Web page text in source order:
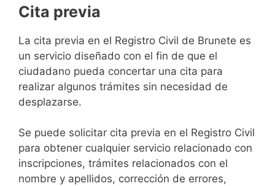
Cita previa
​​​​​​​​​​​​​​​​​​​​​​​​​​​​La cita previa en el Registro Civil de Brunete es
un servicio diseñado con el fin de que el
ciudadano pueda concertar una cita para
realizar algunos trámites sin necesidad de
desplazarse.​
Se puede solicitar cita previa en el Registro Civil
para obtener cualquier servicio relacionado con
inscripciones, trámites relacionados con el
nombre y apellidos, corrección de errores,